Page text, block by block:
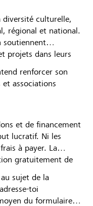
diversité culturelle,
régional et national.
soutiennent
projets dans leurs
renforcer son
associations
et de financement
lucratif. Ni les
à payer. La
gratuitement de
sujet de la
toi
du formulaire